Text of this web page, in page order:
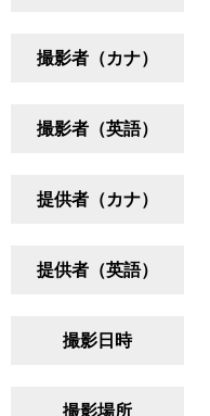
撮影者（カナ）
撮影者（英語）
提供者（カナ）
提供者（英語）
撮影日時
撮影場所